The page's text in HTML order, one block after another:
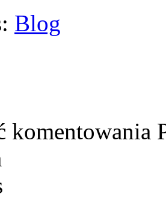
Blog
komentowania